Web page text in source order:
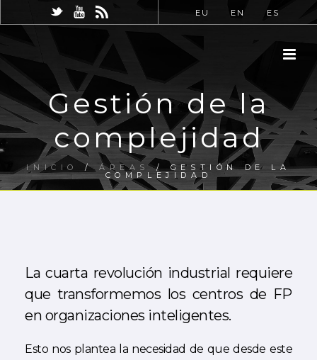
EU EN ES
Gestión de la
complejidad
INICIO / ÁREAS/ GESTIÓN DE LA
COMPLEJIDAD
La cuarta revolución industrial requiere
que transformemos los centros de FP
en organizaciones inteligentes.
Esto nos plantea la necesidad de que desde este